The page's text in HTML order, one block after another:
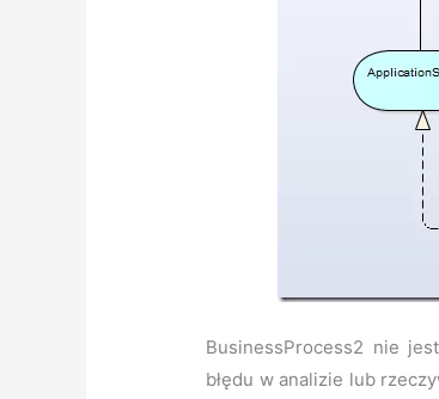
BusinessProcess2 nie
błędu w analizie lub